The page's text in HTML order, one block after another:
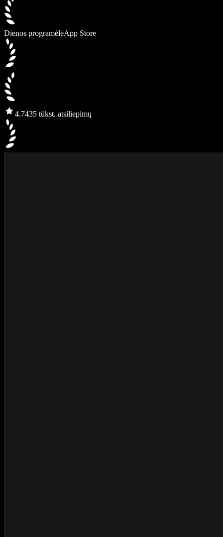
Dienos programėlėApp Store
4.7435 tūkst. atsiliepimų